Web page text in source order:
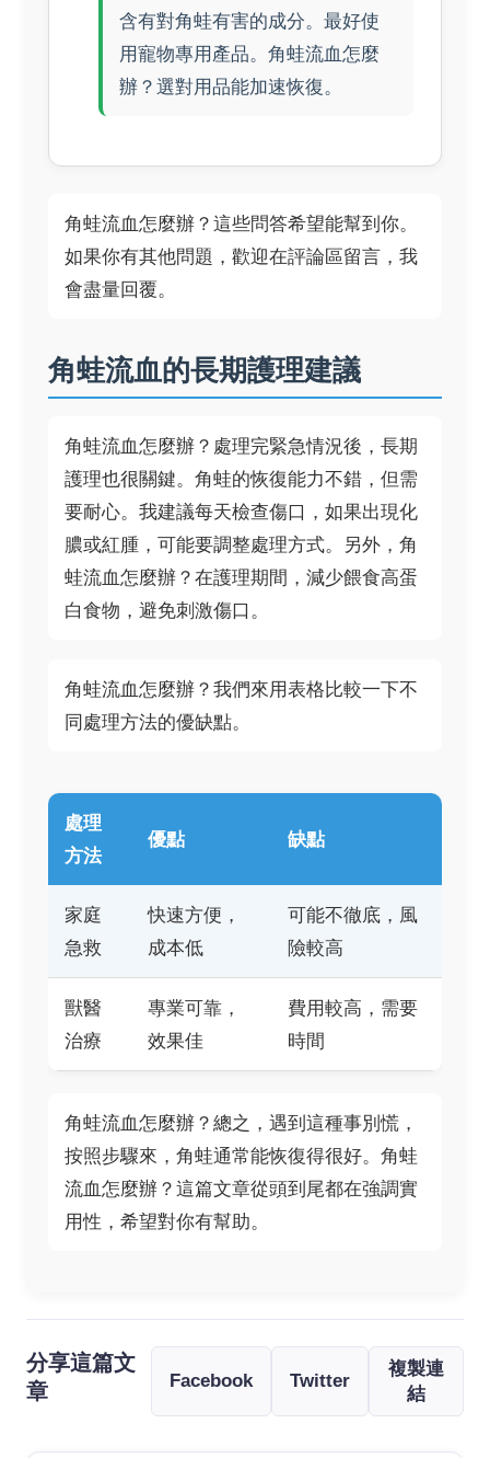
含有對角蛙有害的成分。最好使
用寵物專用產品。角蛙流血怎麼
辦？選對用品能加速恢復。
角蛙流血怎麼辦？這些問答希望能幫到你。
如果你有其他問題，歡迎在評論區留言，我
會盡量回覆。
角蛙流血的長期護理建議
角蛙流血怎麼辦？處理完緊急情況後，長期
護理也很關鍵。角蛙的恢復能力不錯，但需
要耐心。我建議每天檢查傷口，如果出現化
膿或紅腫，可能要調整處理方式。另外，角
蛙流血怎麼辦？在護理期間，減少餵食高蛋
白食物，避免刺激傷口。
角蛙流血怎麼辦？我們來用表格比較一下不
同處理方法的優缺點。
處理
方法
優點 缺點
家庭
急救
快速方便，
成本低
可能不徹底，風
險較高
獸醫
治療
專業可靠，
效果佳
費用較高，需要
時間
角蛙流血怎麼辦？總之，遇到這種事別慌，
按照步驟來，角蛙通常能恢復得很好。角蛙
流血怎麼辦？這篇文章從頭到尾都在強調實
用性，希望對你有幫助。
分享這篇文
章
Facebook Twitter
複製連
結